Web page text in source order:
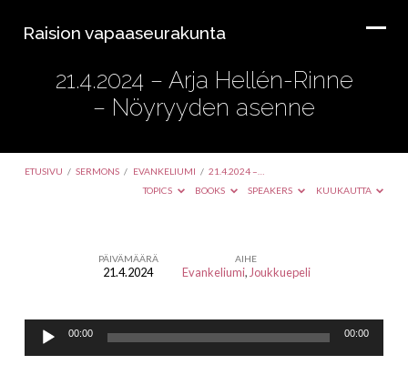
Raision vapaaseurakunta
21.4.2024 – Arja Hellén-Rinne
– Nöyryyden asenne
ETUSIVU / SERMONS / EVANKELIUMI / 21.4.2024 –…
TOPICS
BOOKS SPEAKERS KUUKAUTTA
Arja
Hellén-
PÄIVÄMÄÄRÄ
21.4.2024
AIHE
Evankeliumi, Joukkuepeli
Äänitoistin00:00 00:00